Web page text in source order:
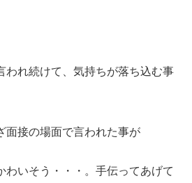
われ続けて、気持ちが落ち込む事
面接の場面で言われた事が
わいそう・・・。手伝ってあげて